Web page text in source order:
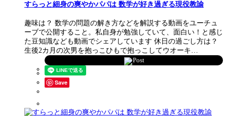
すらっと細身の爽やかパパは 数学が好き過ぎる現役教諭
趣味は？ 数学の問題の解き方などを解説する動画をユーチュ
ーブで公開すること。私自身が勉強していて、面白い！と感じ
た豆知識なども動画でシェアしています 休日の過ごし方は？
生後2カ月の次男を抱っこひもで抱っこしてウオーキ…
Post
Save